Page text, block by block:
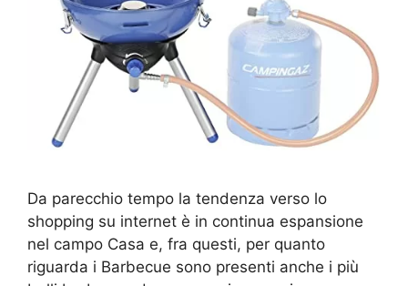
Da parecchio tempo la tendenza verso lo
shopping su internet è in continua espansione
nel campo Casa e, fra questi, per quanto
riguarda i Barbecue sono presenti anche i più